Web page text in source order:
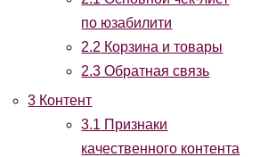
по юзабилити
2.2 Корзина и товары
2.3 Обратная связь
3 Контент
3.1 Признаки
качественного контента